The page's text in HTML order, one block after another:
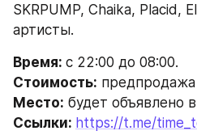
SKRPUMP, Chaika, Placid,
артисты.
Время: с 22:00 до 08:00.
Стоимость: предпродажа
Место: будет объявлено
Ссылки: https://t.me/